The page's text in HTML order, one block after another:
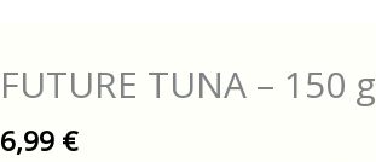
FUTURE TUNA – 150 g
6,99 €